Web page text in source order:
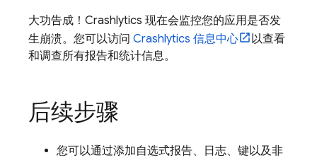
大功告成！ Crashlytics 现在会监控您的应用是否发
生崩溃。您可以访问 Crashlytics 信息中心
以查看
和调查所有报告和统计信息。
后续步骤
您可以通过添加自选式报告、日志、键以及非